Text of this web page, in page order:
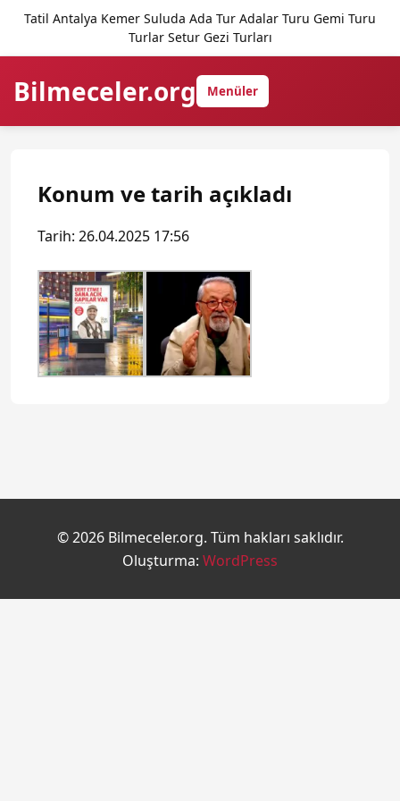
Tatil Antalya Kemer Suluda Ada Tur Adalar Turu Gemi Turu
Turlar Setur Gezi Turları
Bilmeceler.org Menüler
Konum ve tarih açıkladı
Tarih: 26.04.2025 17:56
© 2026 Bilmeceler.org. Tüm hakları saklıdır.
Oluşturma: WordPress